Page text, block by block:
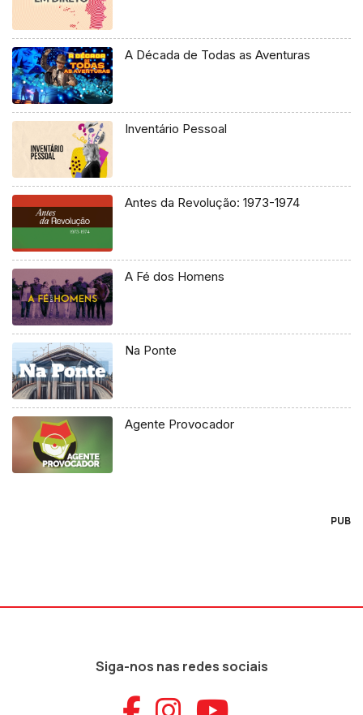
A Década de Todas as Aventuras
Inventário Pessoal
Antes da Revolução: 1973-1974
A Fé dos Homens
Na Ponte
Agente Provocador
PUB
Siga-nos nas redes sociais